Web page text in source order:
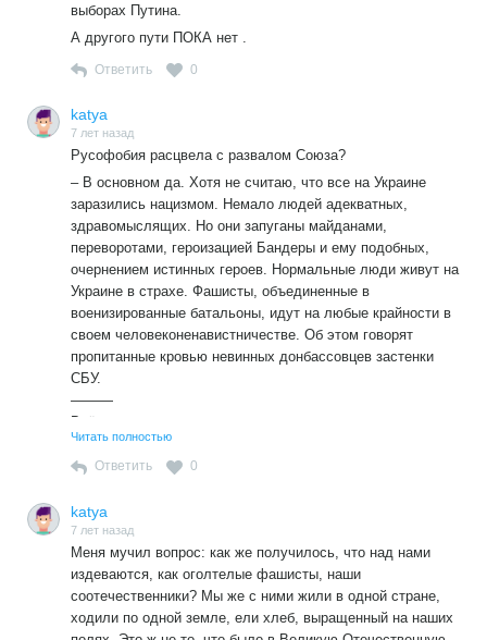
выборах Путина.
А другого пути ПОКА нет .
Ответить 0
katya
7 лет назад
Русофобия расцвела с развалом Союза?
– В основном да. Хотя не считаю, что все на Украине
заразились нацизмом. Немало людей адекватных,
здравомыслящих. Но они запуганы майданами,
переворотами, героизацией Бандеры и ему подобных,
очернением истинных героев. Нормальные люди живут на
Украине в страхе. Фашисты, объединенные в
военизированные батальоны, идут на любые крайности в
своем человеконенавистничестве. Об этом говорят
пропитанные кровью невинных донбассовцев застенки
СБУ.
———
Всё правильно сказал.
Основная масса украинцев-нормальные люди.
Но после того,как добровольцы ДЛНР дошли до
поделаешь?
Читать полностью
Ответить 0
katya
7 лет назад
Меня мучил вопрос: как же получилось, что над нами
издеваются, как оголтелые фашисты, наши
соотечественники? Мы же с ними жили в одной стране,
ходили по одной земле, ели хлеб, выращенный на наших